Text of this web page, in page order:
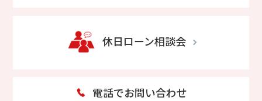
休日ローン相談会
電話でお問い合わせ